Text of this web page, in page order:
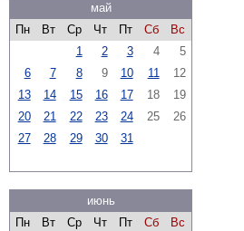
май
Пн
Вт Ср Чт Пт Сб
Вс
1
2 3 4
5
6
7 8 9 10 11
12
13
14 15 16 17 18
19
20
21 22 23 24 25
26
27
28 29 30 31
июнь
Пн
Вт Ср Чт Пт Сб
Вс